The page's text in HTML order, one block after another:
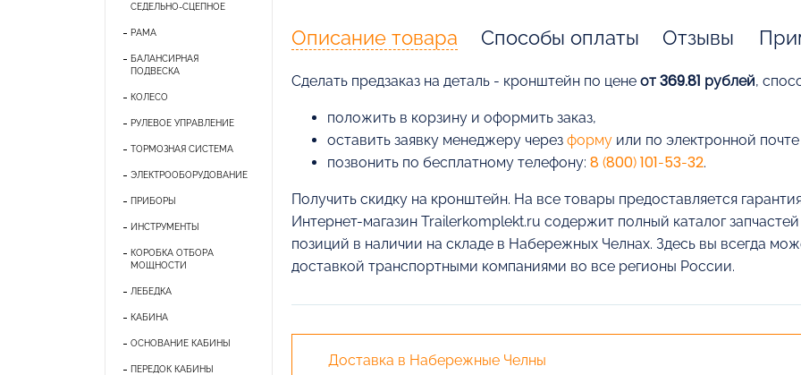
СЕДЕЛЬНО-СЦЕПНОЕ
РАМА
БАЛАНСИРНАЯ
ПОДВЕСКА
КОЛЕСО
РУЛЕВОЕ УПРАВЛЕНИЕ
ТОРМОЗНАЯ СИСТЕМА
ЭЛЕКТРООБОРУДОВАНИЕ
ПРИБОРЫ
ИНСТРУМЕНТЫ
КОРОБКА ОТБОРА
МОЩНОСТИ
ЛЕБЕДКА
КАБИНА
ОСНОВАНИЕ КАБИНЫ
ПЕРЕДОК КАБИНЫ
Описание товара Способы оплаты Отзывы
Cделать предзаказ на деталь - кронштейн по цене от 369.81 рублей,
положить в корзину и оформить заказ,
оставить заявку менеджеру через формуили по электронной почте
позвонить по бесплатному телефону: 8 (800) 101-53-32.
Получить скидку на кронштейн. На все товары предоставляется
Интернет-магазин Trailerkomplekt.ru содержит полный каталог
позиций в наличии на складе в Набережных Челнах. Здесь вы всегда
доставкой транспортными компаниями во все регионы России.
Доставка в Набережные Челны